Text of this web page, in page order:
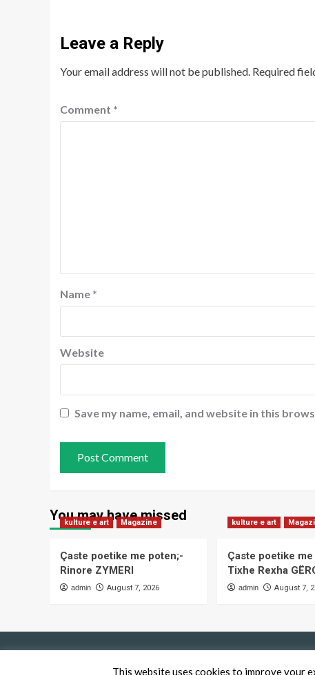
Leave a Reply
Your email address will not be published. Required
Comment *
Name *
Website
Save my name, email, and website in this
You may have missed
kulture e art Magazine
Çaste poetike me poten;-
Rinore ZYMERI
admin August 7, 2026
kulture e art
Çaste poetike
Tixhe Rexha
admin August 7,
This website uses cookies to improve your